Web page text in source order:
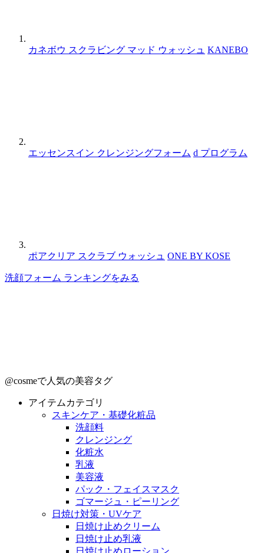
カネボウ スクラビング マッド ウォッシュ KANEBO
エッセンスイン クレンジングフォーム d プログラム
ポアクリア スクラブ ウォッシュ ONE BY KOSE
洗顔フォーム ランキングをみる
@cosmeで人気の美容タグ
アイテムカテゴリ
スキンケア・基礎化粧品
洗顔料
クレンジング
化粧水
乳液
美容液
パック・フェイスマスク
ゴマージュ・ピーリング
日焼け対策・UVケア
日焼け止めクリーム
日焼け止め乳液
日焼け止めローション